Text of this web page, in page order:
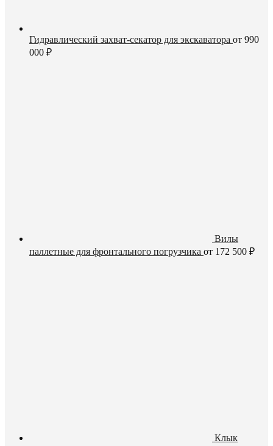
Гидравлический захват-секатор для экскаватора от 990
000 ₽
Вилы
паллетные для фронтального погрузчика от 172 500 ₽
Клык